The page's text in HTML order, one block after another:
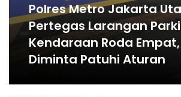
Polres Metro Jakarta
Pertegas Larangan
Kendaraan Roda
Diminta Patuhi Aturan